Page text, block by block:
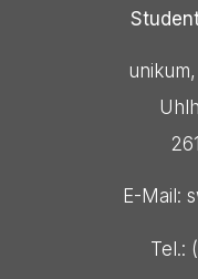
E-Mail:
Tel.: